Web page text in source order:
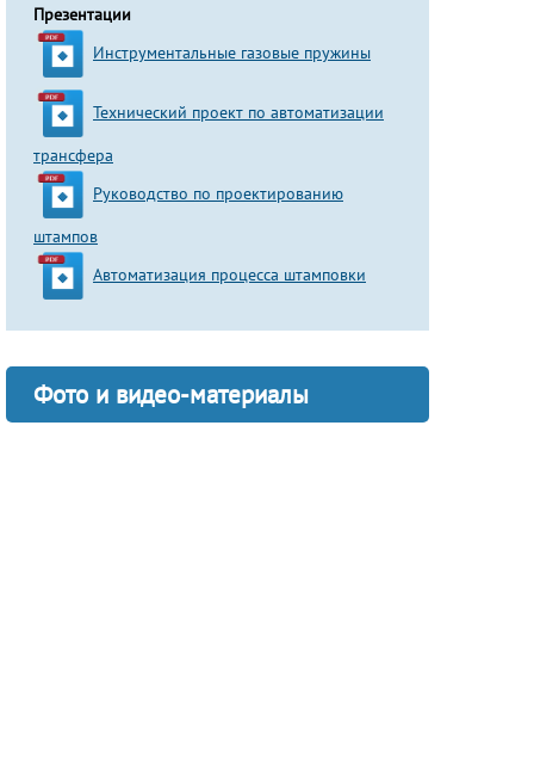
Презентации
Инструментальные газовые пружины
Технический проект по автоматизации
трансфера
Руководство по проектированию
штампов
Автоматизация процесса штамповки
Фото и видео-материалы